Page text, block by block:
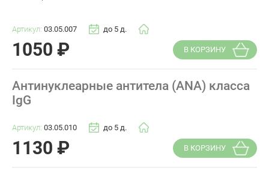
Артикул: 03.05.007 до 5 д.
1050 ₽ В КОРЗИНУ
Антинуклеарные антитела (ANA) класса
IgG
Артикул: 03.05.010 до 5 д.
1130 ₽ В КОРЗИНУ